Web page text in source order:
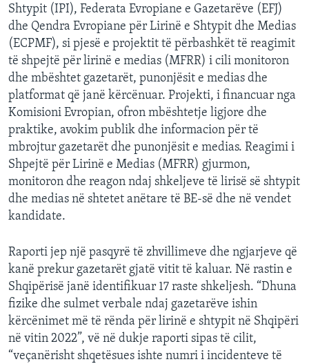
Shtypit (IPI), Federata Evropiane e Gazetarëve (EFJ)
dhe Qendra Evropiane për Lirinë e Shtypit dhe Medias
(ECPMF), si pjesë e projektit të përbashkët të reagimit
të shpejtë për lirinë e medias (MFRR) i cili monitoron
dhe mbështet gazetarët, punonjësit e medias dhe
platformat që janë kërcënuar. Projekti, i financuar nga
Komisioni Evropian, ofron mbështetje ligjore dhe
praktike, avokim publik dhe informacion për të
mbrojtur gazetarët dhe punonjësit e medias. Reagimi i
Shpejtë për Lirinë e Medias (MFRR) gjurmon,
monitoron dhe reagon ndaj shkeljeve të lirisë së shtypit
dhe medias në shtetet anëtare të BE-së dhe në vendet
kandidate.
Raporti jep një pasqyrë të zhvillimeve dhe ngjarjeve që
kanë prekur gazetarët gjatë vitit të kaluar. Në rastin e
Shqipërisë janë identifikuar 17 raste shkeljesh. “Dhuna
fizike dhe sulmet verbale ndaj gazetarëve ishin
kërcënimet më të rënda për lirinë e shtypit në Shqipëri
në vitin 2022”, vë në dukje raporti sipas të cilit,
“veçanërisht shqetësues ishte numri i incidenteve të